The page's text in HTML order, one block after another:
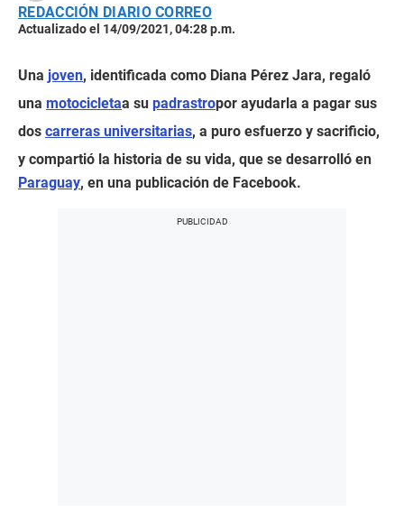
REDACCIÓN DIARIO CORREO
Actualizado el 14/09/2021, 04:28 p.m.
Una joven, identificada como Diana Pérez Jara, regaló
una motocicletaa su padrastropor ayudarla a pagar sus
dos carreras universitarias, a puro esfuerzo y sacrificio,
y compartió la historia de su vida, que se desarrolló en
Paraguay, en una publicación de Facebook.